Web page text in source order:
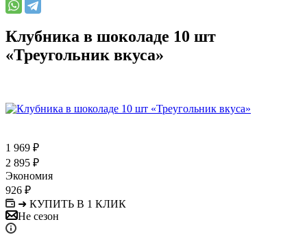
Клубника в шоколаде 10 шт
«Треугольник вкуса»
1 969 ₽
2 895 ₽
Экономия
926 ₽
➜ КУПИТЬ В 1 КЛИК
Не сезон